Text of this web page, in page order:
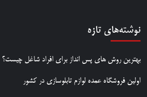
نوشته‌های تازه
بهترین روش‌ های پس‌ انداز برای افراد شاغل چیست؟
اولین فروشگاه عمده لوازم تابلوسازی در کشور